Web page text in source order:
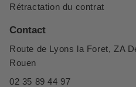
Rétractation du contrat
Contact
Route de Lyons la Foret, ZA
Rouen
02 35 89 44 97